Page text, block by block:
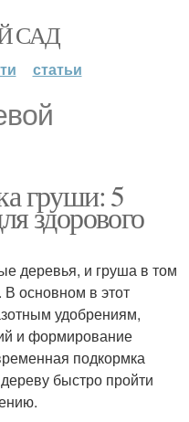
САД
статьи
груши: 5
здорового
деревья, и груша в том
основном в этот
удобрениям,
и формирование
подкормка
быстро пройти